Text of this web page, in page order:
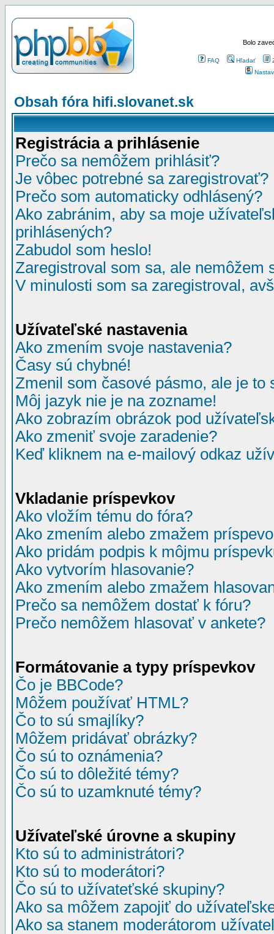
Bolo
FAQ Hľadať
Obsah fóra hifi.slovanet.sk
Registrácia a prihlásenie
Prečo sa nemôžem prihlásiť?
Je vôbec potrebné sa zaregistrovať?
Prečo som automaticky odhlásený?
Ako zabránim, aby sa moje
prihlásených?
Zabudol som heslo!
Zaregistroval som sa, ale nemôžem
V minulosti som sa zaregistroval,
Užívateľské nastavenia
Ako zmením svoje nastavenia?
Časy sú chybné!
Zmenil som časové pásmo, ale je to
Môj jazyk nie je na zozname!
Ako zobrazím obrázok pod
Ako zmeniť svoje zaradenie?
Keď kliknem na e-mailový odkaz
Vkladanie príspevkov
Ako vložím tému do fóra?
Ako zmením alebo zmažem
Ako pridám podpis k môjmu
Ako vytvorím hlasovanie?
Ako zmením alebo zmažem
Prečo sa nemôžem dostať k fóru?
Prečo nemôžem hlasovať v ankete?
Formátovanie a typy príspevkov
Čo je BBCode?
Môžem používať HTML?
Čo to sú smajlíky?
Môžem pridávať obrázky?
Čo sú to oznámenia?
Čo sú to dôležité témy?
Čo sú to uzamknuté témy?
Užívateľské úrovne a skupiny
Kto sú to administrátori?
Kto sú to moderátori?
Čo sú to užívateťské skupiny?
Ako sa môžem zapojiť do
Ako sa stanem moderátorom